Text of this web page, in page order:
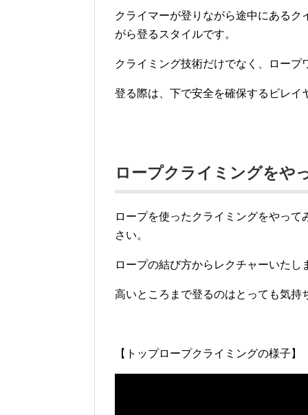
クライマーが登りながら途中にある
がら登るスタイルです。
クライミング技術だけでなく、ロー
登る際は、下で安全を確保するビレイ
ロープクライミングをや
ロープを使ったクライミングをやっ
さい。
ロープの結び方からレクチャーいたし
高いところまで登るのはとっても気持
【トップロープクライミングの様子】